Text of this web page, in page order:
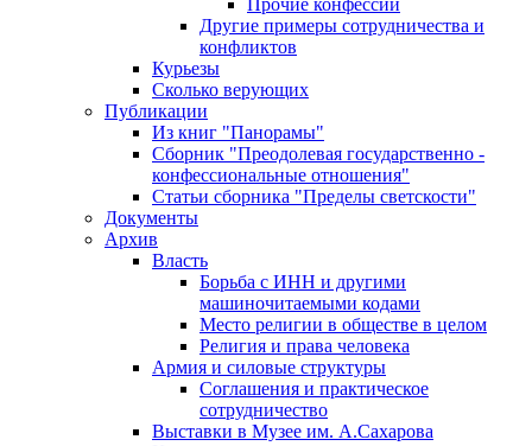
Прочие конфессии
Другие примеры сотрудничества и
конфликтов
Курьезы
Сколько верующих
Публикации
Из книг "Панорамы"
Сборник "Преодолевая государственно -
конфессиональные отношения"
Статьи сборника "Пределы светскости"
Документы
Архив
Власть
Борьба с ИНН и другими
машиночитаемыми кодами
Место религии в обществе в целом
Религия и права человека
Армия и силовые структуры
Соглашения и практическое
сотрудничество
Выставки в Музее им. А.Сахарова